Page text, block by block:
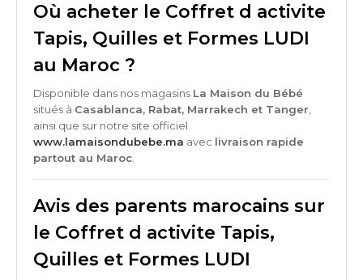
Où acheter le Coffret d activite
Tapis, Quilles et Formes LUDI
au Maroc ?
Disponible dans nos magasins La Maison du Bébé
situés à Casablanca, Rabat, Marrakech et Tanger,
ainsi que sur notre site officiel
www.lamaisondubebe.ma avec livraison rapide
partout au Maroc.
Avis des parents marocains sur
le Coffret d activite Tapis,
Quilles et Formes LUDI